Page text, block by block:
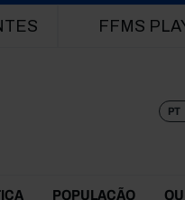
FFMS
PT
POPULAÇÃO